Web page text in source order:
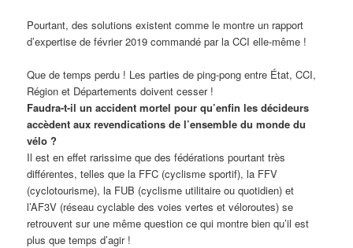
Pourtant, des solutions existent comme le montre un rapport
d’expertise de février 2019 commandé par la CCI elle-même !
Que de temps perdu ! Les parties de ping-pong entre État, CCI,
Région et Départements doivent cesser !
Faudra-t-il un accident mortel pour qu’enfin les décideurs
accèdent aux revendications de l’ensemble du monde du
vélo ?
Il est en effet rarissime que des fédérations pourtant très
différentes, telles que la FFC (cyclisme sportif), la FFV
(cyclotourisme), la FUB (cyclisme utilitaire ou quotidien) et
l’AF3V (réseau cyclable des voies vertes et véloroutes) se
retrouvent sur une même question ce qui montre bien qu’il est
plus que temps d’agir !